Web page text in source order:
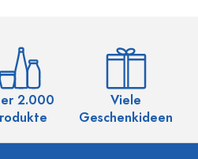
2.000
Viele
Geschenkideen